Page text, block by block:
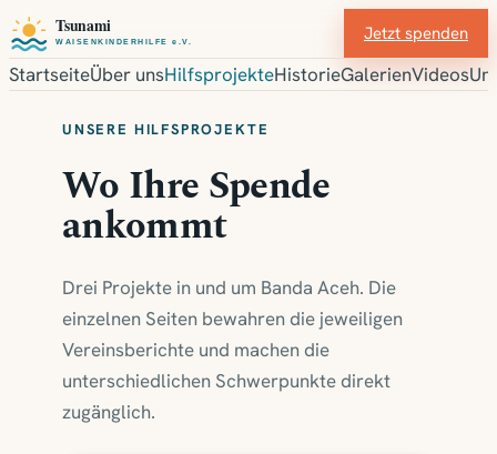
Jetzt spenden
StartseiteÜber unsHilfsprojekteHistorieGalerienVideos
HUNSERE HILFSPROJEKTE
Wo Ihre Spende
ankommt
Drei Projekte in und um Banda Aceh. Die
einzelnen Seiten bewahren die jeweiligen
Vereinsberichte und machen die
unterschiedlichen Schwerpunkte direkt
zugänglich.